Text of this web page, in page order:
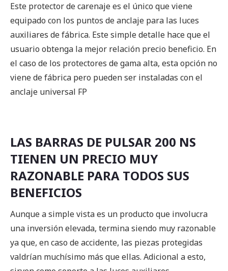
Este protector de carenaje es el único que viene
equipado con los puntos de anclaje para las luces
auxiliares de fábrica. Este simple detalle hace que el
usuario obtenga la mejor relación precio beneficio. En
el caso de los protectores de gama alta, esta opción no
viene de fábrica pero pueden ser instaladas con el
anclaje universal FP
LAS BARRAS DE PULSAR 200 NS
TIENEN UN PRECIO MUY
RAZONABLE PARA TODOS SUS
BENEFICIOS
Aunque a simple vista es un producto que involucra
una inversión elevada, termina siendo muy razonable
ya que, en caso de accidente, las piezas protegidas
valdrían muchísimo más que ellas. Adicional a esto,